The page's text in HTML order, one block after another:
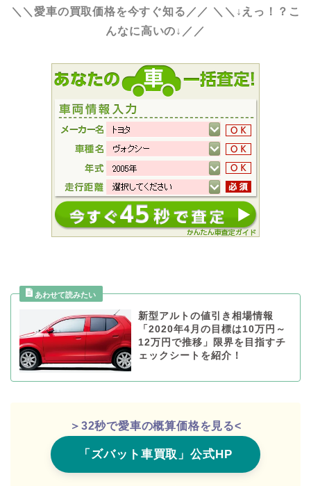
＼＼愛車の買取価格を今すぐ知る／／ ＼＼↓えっ！？こ
んなに高いの↓／／
新型アルトの値引き相場情報
「2020年4月の目標は10万円～
12万円で推移」限界を目指すチ
ェックシートを紹介！
＞32秒で愛車の概算価格を見る<
「ズバット車買取」公式HP